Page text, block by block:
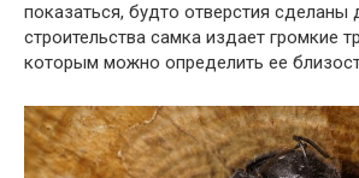
показаться, будто отверстия
строительства самка издает громкие
которым можно определить ее